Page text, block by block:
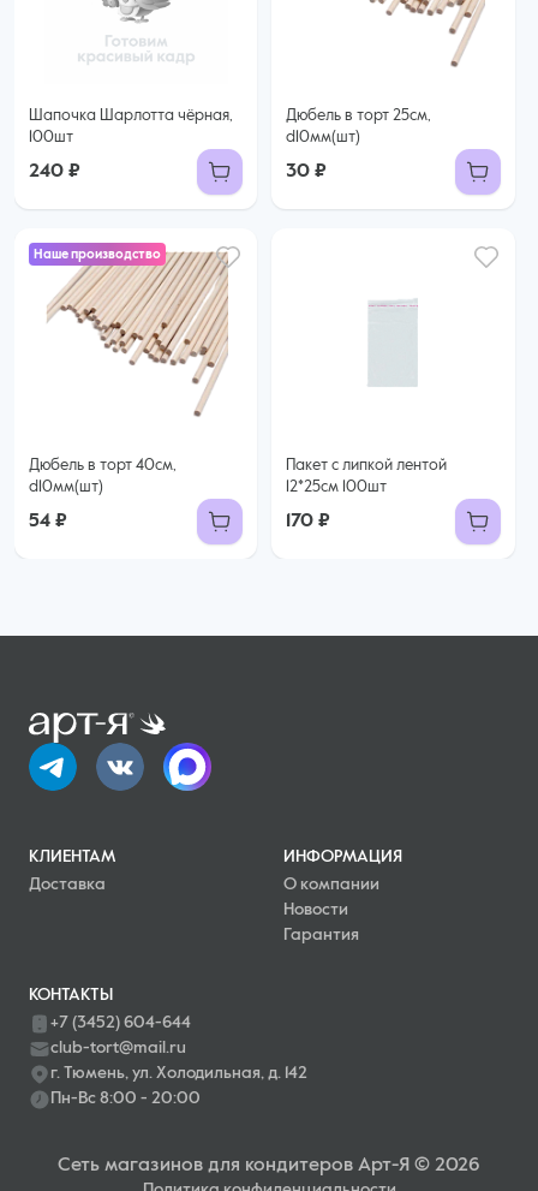
Шапочка Шарлотта чёрная,
100шт
240 ₽
Дюбель в торт 25см,
d10мм(шт)
30 ₽
Наше производство
Дюбель в торт 40см,
d10мм(шт)
54 ₽
Пакет с липкой лентой
12*25см 100шт
170 ₽
КЛИЕНТАМ
Доставка
ИНФОРМАЦИЯ
О компании
Новости
Гарантия
КОНТАКТЫ
+7 (3452) 604-644
club-tort@mail.ru
г. Тюмень, ул. Холодильная, д. 142
Пн-Вс 8:00 - 20:00
Сеть магазинов для кондитеров Арт-Я © 2026